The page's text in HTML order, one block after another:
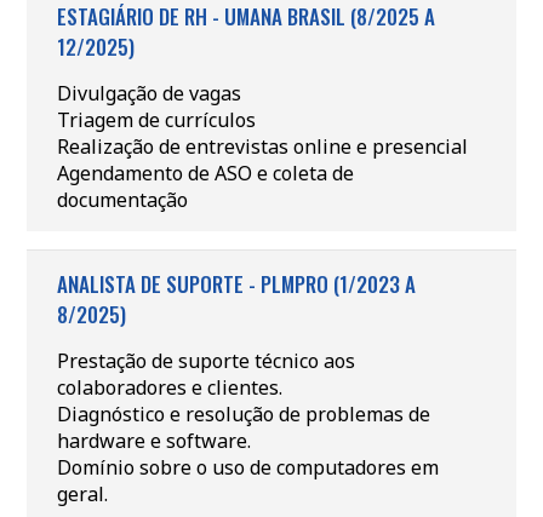
ESTAGIÁRIO DE RH - UMANA BRASIL (8/2025 A
12/2025)
Divulgação de vagas
Triagem de currículos
Realização de entrevistas online e presencial
Agendamento de ASO e coleta de
documentação
ANALISTA DE SUPORTE - PLMPRO (1/2023 A
8/2025)
Prestação de suporte técnico aos
colaboradores e clientes.
Diagnóstico e resolução de problemas de
hardware e software.
Domínio sobre o uso de computadores em
geral.